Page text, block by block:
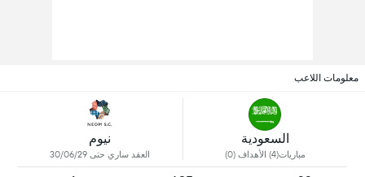
معلومات اللاعب
السعودية
مباريات(4) الأهداف (0)
نيوم
العقد ساري حتى 30/06/29